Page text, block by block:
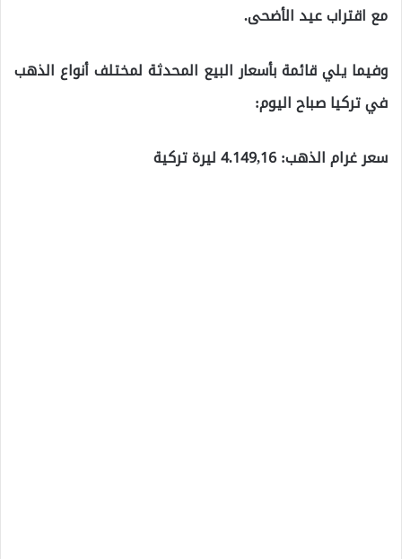
مع اقتراب عيد الأضحى.
وفيما يلي قائمة بأسعار البيع المحدثة لمختلف أنواع الذهب
في تركيا صباح اليوم:
سعر غرام الذهب: 4.149,16 ليرة تركية